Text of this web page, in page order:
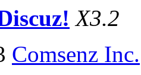
X3.2
Comsenz Inc.